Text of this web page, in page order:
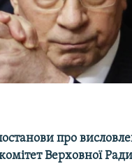
про
Верховної